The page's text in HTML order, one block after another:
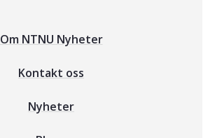
Om NTNU Nyheter
Kontakt oss
Nyheter